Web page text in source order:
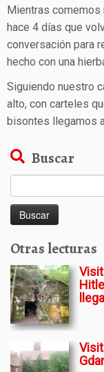
Mientras comemos
hace 4 días que
conversación para
hecho con una
Siguiendo nuestro
alto, con carteles
bisontes llegamos
Buscar
Otras lecturas